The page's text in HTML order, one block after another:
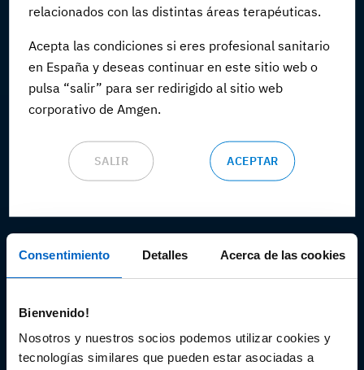
Consentimiento Detalles Acerca de las cookies
Bienvenido!
Nosotros y nuestros socios podemos utilizar cookies y
tecnologías similares que pueden estar asociadas a
relacionados con las distintas áreas terapéuticas.
Acepta las condiciones si eres profesional sanitario
en España y deseas continuar en este sitio web o
pulsa “salir” para ser redirigido al sitio web
corporativo de Amgen.
SALIR ACEPTAR
Webinars
CONGRESOS Y EVENTOS
Congresos y eventos
RECURSOS PROFESIONALES
Audiovisual
Espacio de Información Médica